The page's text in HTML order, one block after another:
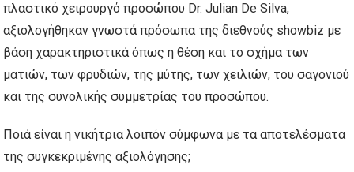
πλαστικό χειρουργό προσώπου Dr. Julian De Silva,
αξιολογήθηκαν γνωστά πρόσωπα της διεθνούς showbiz με
βάση χαρακτηριστικά όπως η θέση και το σχήμα των
ματιών, των φρυδιών, της μύτης, των χειλιών, του σαγονιού
και της συνολικής συμμετρίας του προσώπου.
Ποιά είναι η νικήτρια λοιπόν σύμφωνα με τα αποτελέσματα
της συγκεκριμένης αξιολόγησης;